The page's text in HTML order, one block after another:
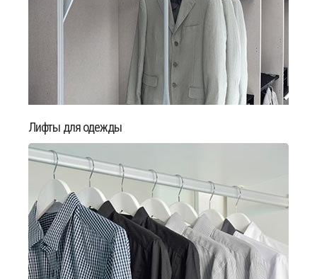
Лифты для одежды